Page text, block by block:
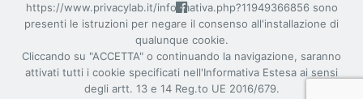
https://www.privacylab.it/informativa.php?11949366856 sono
presenti le istruzioni per negare il consenso all'installazione di
qualunque cookie.
Cliccando su "ACCETTA" o continuando la navigazione, saranno
attivati tutti i cookie specificati nell'Informativa Estesa ai sensi
degli artt. 13 e 14 Reg.to UE 2016/679.